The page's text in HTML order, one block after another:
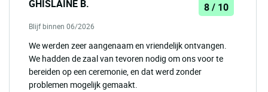
GHISLAINE B. 8 / 10
Blijf binnen 06/2026
We werden zeer aangenaam en vriendelijk ontvangen.
We hadden de zaal van tevoren nodig om ons voor te
bereiden op een ceremonie, en dat werd zonder
problemen mogelijk gemaakt.